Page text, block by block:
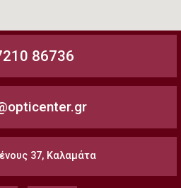
86736
37, Καλαμάτα